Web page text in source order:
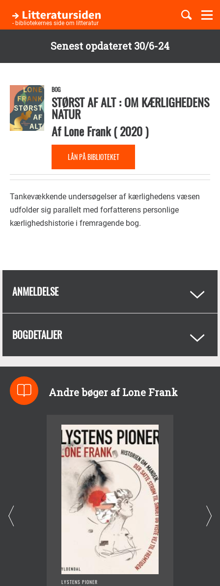
Senest opdateret 30/6-24
hovedindhold
- bibliotekernes side om litteratur
Børnebøger
Temaer
BOG
STØRST AF ALT : OM KÆRLIGHEDENS
NATUR
AfLone Frank(2020)
LÅN PÅ BIBLIOTEKET
Tankevækkende undersøgelser af kærlighedens væsen
udfolder sig parallelt med forfatterens personlige
kærlighedshistorie i fremragende bog.
ANMELDELSE
BOGDETALJER
Andre bøger af Lone Frank
LYSTENS PIONER